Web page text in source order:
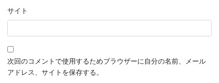
サイト
次回のコメントで使用するためブラウザーに自分の名前、メール
アドレス、サイトを保存する。